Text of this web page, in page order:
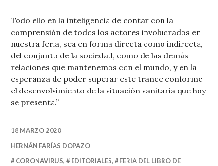
Todo ello en la inteligencia de contar con la
comprensión de todos los actores involucrados en
nuestra feria, sea en forma directa como indirecta,
del conjunto de la sociedad, como de las demás
relaciones que mantenemos con el mundo, y en la
esperanza de poder superar este trance conforme
el desenvolvimiento de la situación sanitaria que hoy
se presenta.”
18 MARZO 2020
HERNÁN FARÍAS DOPAZO
CORONAVIRUS, EDITORIALES,
FERIA DEL LIBRO DE